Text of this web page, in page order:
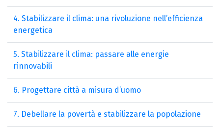
4. Stabilizzare il clima: una rivoluzione nell’efficienza
energetica
5. Stabilizzare il clima: passare alle energie
rinnovabili
6. Progettare città a misura d’uomo
7. Debellare la povertà e stabilizzare la popolazione